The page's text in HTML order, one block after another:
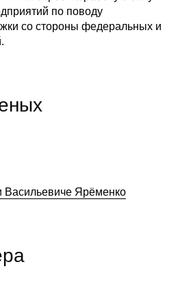
по поводу
со стороны федеральных и
Ярёменко